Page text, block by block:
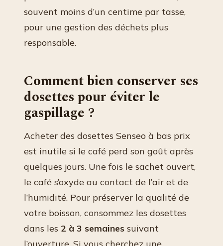
souvent moins d’un centime par tasse,
pour une gestion des déchets plus
responsable.
Comment bien conserver ses
dosettes pour éviter le
gaspillage ?
Acheter des dosettes Senseo à bas prix
est inutile si le café perd son goût après
quelques jours. Une fois le sachet ouvert,
le café s’oxyde au contact de l’air et de
l’humidité. Pour préserver la qualité de
votre boisson, consommez les dosettes
dans les 2 à 3 semaines suivant
l’ouverture. Si vous cherchez une